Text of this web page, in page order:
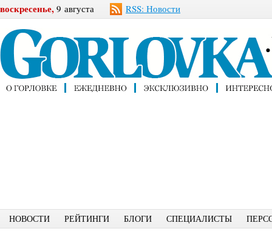
воскресенье, 9 августа RSS: Новости
НОВОСТИ РЕЙТИНГИ БЛОГИ СПЕЦИАЛИСТЫ